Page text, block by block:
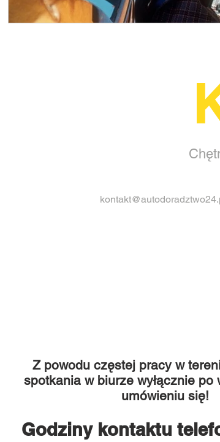
Z powodu częstej pracy w
spotkania w biurze wyłącznie po
umówieniu się!
Godziny kontaktu